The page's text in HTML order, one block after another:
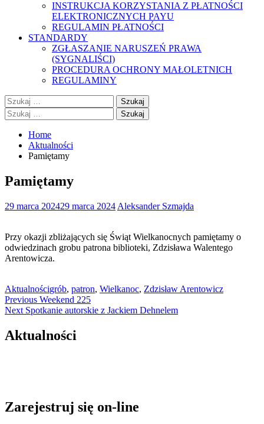
INSTRUKCJA KORZYSTANIA Z PŁATNOŚCI
ELEKTRONICZNYCH PAYU
REGULAMIN PŁATNOŚCI
STANDARDY
ZGŁASZANIE NARUSZEŃ PRAWA
(SYGNALIŚCI)
PROCEDURA OCHRONY MAŁOLETNICH
REGULAMINY
Szukaj:
Szukaj:
Home
Aktualności
Pamiętamy
Pamiętamy
29 marca 202429 marca 2024 Aleksander Szmajda
Przy okazji zbliżających się Świąt Wielkanocnych pamiętamy o
odwiedzinach grobu patrona biblioteki, Zdzisława Walentego
Arentowicza.
Aktualnościgrób, patron, Wielkanoc, Zdzisław Arentowicz
Nawigacja
wpisu
Previous Previous
post:
Weekend 225
Next Next
Spotkanie autorskie z Jackiem Dehnelem
Aktualności
Zarejestruj się on-line